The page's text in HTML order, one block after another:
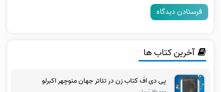
آخرین کتاب ها
پی دی اف کتاب زن در تئاتر جهان منوچهر اکبرلو